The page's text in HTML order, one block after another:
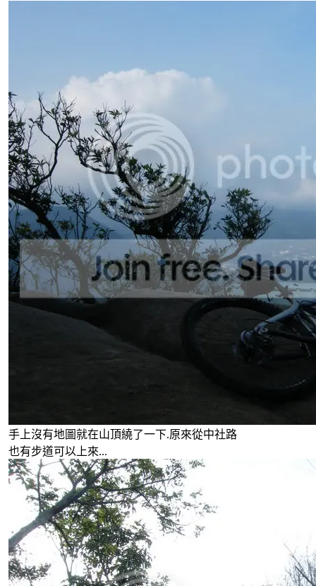
手上沒有地圖就在山頂繞了一下.原來從中社路
也有步道可以上來...